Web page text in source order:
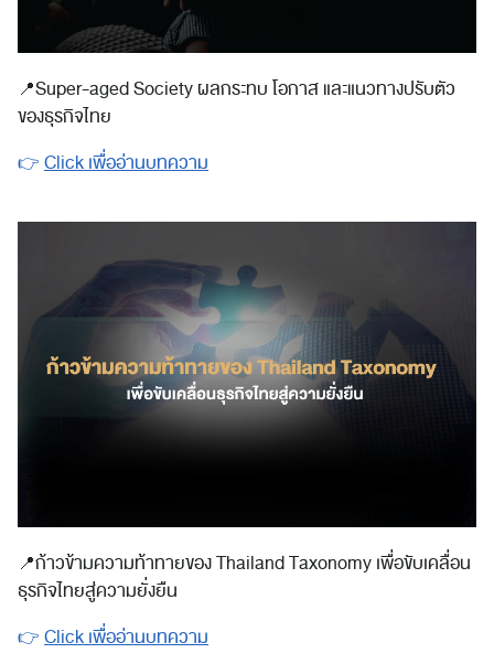
📍Super-aged Society ผลกระทบ โอกาส และแนวทางปรับตัว
ของธุรกิจไทย
👉Click เพื่ออ่านบทความ
📍ก้าวข้ามความท้าทายของ Thailand Taxonomy เพื่อขับเคลื่อน
ธุรกิจไทยสู่ความยั่งยืน
👉Click เพื่ออ่านบทความ